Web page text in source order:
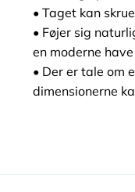
• Taget kan
• Føjer sig
en moderne have
• Der er tale om
dimensionerne